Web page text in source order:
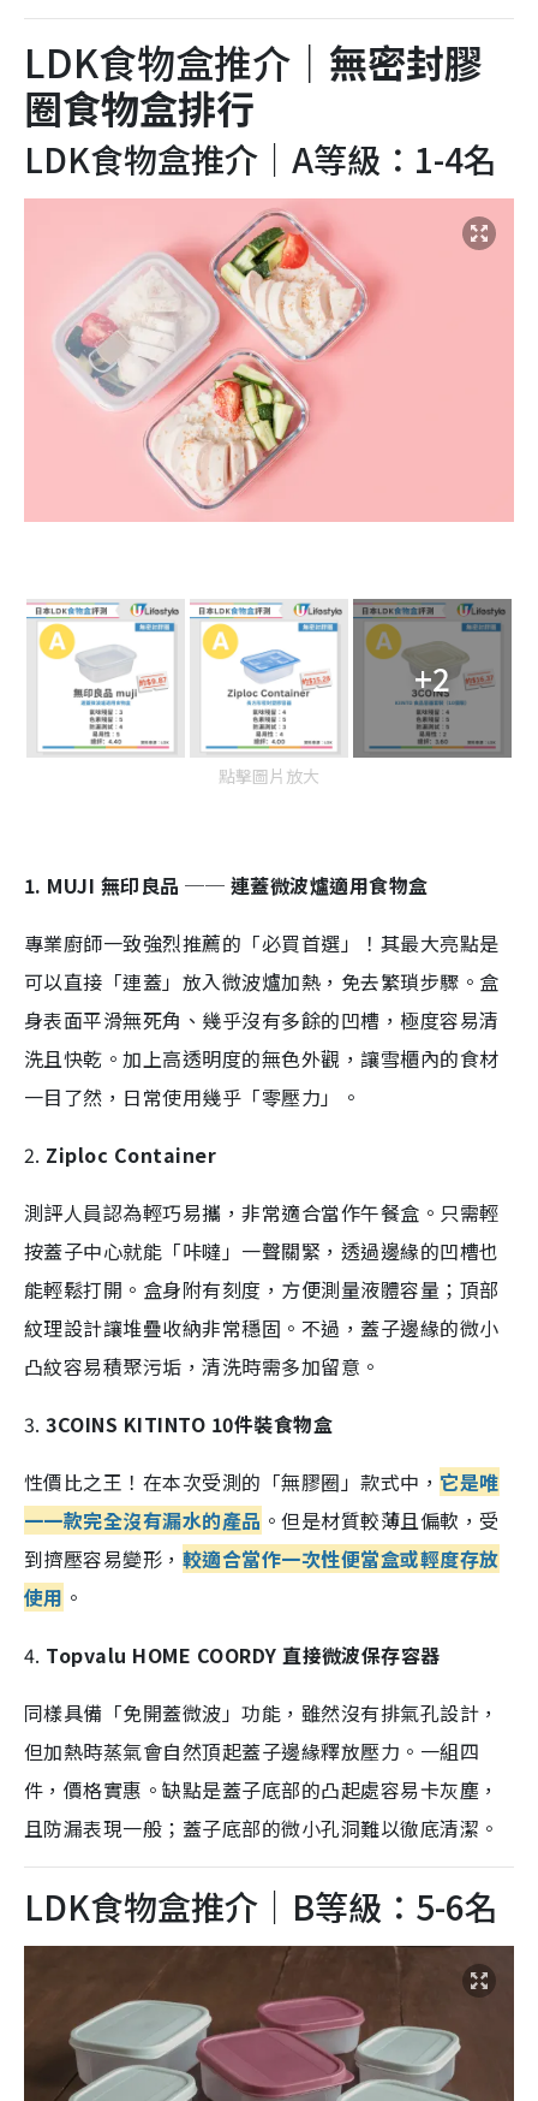
LDK食物盒推介｜ 無密封膠
圈食物盒排行
LDK食物盒推介｜A等級：1-4名
+2
點擊圖片放大
1. MUJI 無印良品 ── 連蓋微波爐適用食物盒
專業廚師一致強烈推薦的「必買首選」！其最大亮點是
可以直接「連蓋」放入微波爐加熱，免去繁瑣步驟。盒
身表面平滑無死角、幾乎沒有多餘的凹槽，極度容易清
洗且快乾。加上高透明度的無色外觀，讓雪櫃內的食材
一目了然，日常使用幾乎「零壓力」。
2. Ziploc Container
測評人員認為輕巧易攜，非常適合當作午餐盒。只需輕
按蓋子中心就能「咔噠」一聲關緊，透過邊緣的凹槽也
能輕鬆打開。盒身附有刻度，方便測量液體容量；頂部
紋理設計讓堆疊收納非常穩固。 不過， 蓋子邊緣的微小
凸紋容易積聚污垢，清洗時需多加留意。
3.3COINS KITINTO 10件裝食物盒
性價比之王！在本次受測的「無膠圈」款式中， 它是唯
一一款完全沒有漏水的產品 。但是材質較薄且偏軟，受
到擠壓容易變形， 較適合當作一次性便當盒或輕度存放
使用 。
4. Topvalu HOME COORDY 直接微波保存容器
同樣具備「免開蓋微波」功能，雖然沒有排氣孔設計，
但加熱時蒸氣會自然頂起蓋子邊緣釋放壓力。一組四
件，價格實惠。缺點是蓋子底部的凸起處容易卡灰塵，
且防漏表現一般；蓋子底部的微小孔洞難以徹底清潔。
LDK食物盒推介｜B等級：5-6名